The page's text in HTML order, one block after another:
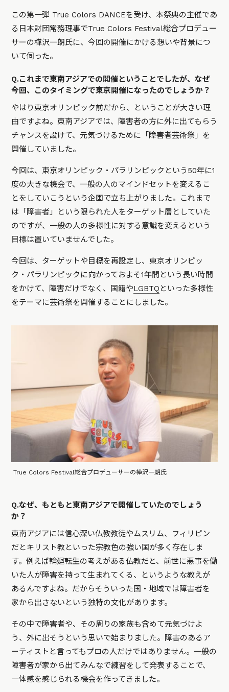
この第一弾 True Colors DANCEを受け、本祭典の主催であ
る日本財団常務理事でTrue Colors Festival総合プロデュー
サーの樺沢一朗氏に、今回の開催にかける想いや背景につ
いて伺った。
Q.これまで東南アジアでの開催ということでしたが、なぜ
今回、このタイミングで東京開催になったのでしょうか？
やはり東京オリンピック前だから、ということが大きい理
由ですよね。東南アジアでは、障害者の方に外に出てもらう
チャンスを設けて、元気づけるために「障害者芸術祭」を
開催していました。
今回は、東京オリンピック・パラリンピックという50年に1
度の大きな機会で、一般の人のマインドセットを変えるこ
とをしていこうという企画で立ち上がりました。これまで
は「障害者」という限られた人をターゲット層としていた
のですが、一般の人の多様性に対する意識を変えるという
目標は置いていませんでした。
今回は、ターゲットや目標を再設定し、東京オリンピッ
ク・パラリンピックに向かっておよそ1年間という長い時間
をかけて、障害だけでなく、国籍やLGBTQ といった多様性
をテーマに芸術祭を開催することにしました。
True Colors Festival総合プロデューサーの樺沢一朗氏
Q.なぜ、もともと東南アジアで開催していたのでしょう
か？
東南アジアには信心深い仏教教徒やムスリム、フィリピン
だとキリスト教といった宗教色の強い国が多く存在しま
す。例えば輪廻転生の考えがある仏教だと、前世に悪事を働
いた人が障害を持って生まれてくる、というような教えが
あるんですよね。だからそういった国・地域では障害者を
家から出さないという独特の文化があります。
その中で障害者や、その周りの家族も含めて元気づけよ
う、外に出そうという思いで始まりました。障害のあるア
ーティストと言ってもプロの人だけではありません。一般の
障害者が家から出てみんなで練習をして発表することで、
一体感を感じられる機会を作ってきました。